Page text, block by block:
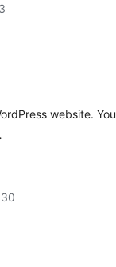
website. You